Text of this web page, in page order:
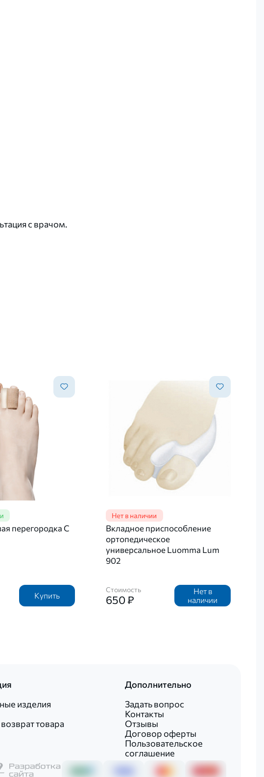
с врачом.
перегородка C
Купить
Вкладное приспособление
ортопедическое
универсальное Luomma Lum
902
Стоимость
650 ₽
Нет в
наличии
изделия
товара
Дополнительно
Задать вопрос
Контакты
Отзывы
Договор оферты
Пользовательское
соглашение